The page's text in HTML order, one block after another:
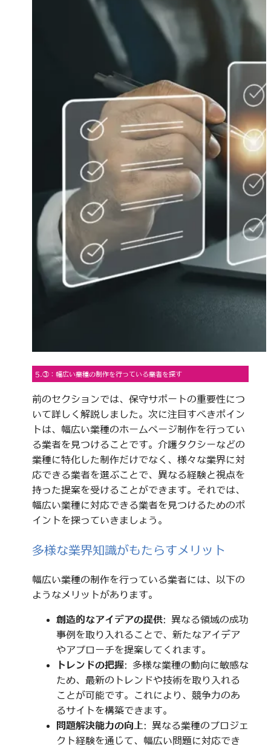
5.③：幅広い業種の制作を行っている業者を探す
前のセクションでは、保守サポートの重要性につ
いて詳しく解説しました。次に注目すべきポイン
トは、幅広い業種のホームページ制作を行ってい
る業者を見つけることです。介護タクシーなどの
業種に特化した制作だけでなく、様々な業界に対
応できる業者を選ぶことで、異なる経験と視点を
持った提案を受けることができます。それでは、
幅広い業種に対応できる業者を見つけるためのポ
イントを探っていきましょう。
多様な業界知識がもたらすメリット
幅広い業種の制作を行っている業者には、以下の
ようなメリットがあります。
創造的なアイデアの提供: 異なる領域の成功
事例を取り入れることで、新たなアイデア
やアプローチを提案してくれます。
トレンドの把握: 多様な業種の動向に敏感な
ため、最新のトレンドや技術を取り入れる
ことが可能です。これにより、競争力のあ
るサイトを構築できます。
問題解決能力の向上: 異なる業種のプロジェ
クト経験を通じて、幅広い問題に対応でき